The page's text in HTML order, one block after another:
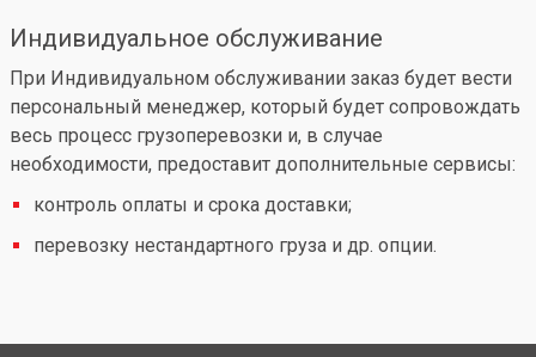
Индивидуальное обслуживание
При Индивидуальном обслуживании заказ будет вести
персональный менеджер, который будет сопровождать
весь процесс грузоперевозки и, в случае
необходимости, предоставит дополнительные сервисы:
контроль оплаты и срока доставки;
перевозку нестандартного груза и др. опции.